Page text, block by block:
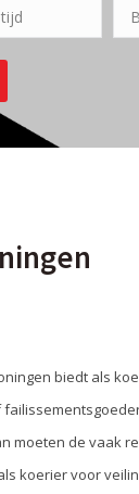
biedt als
moeten de vaak
koerier voor